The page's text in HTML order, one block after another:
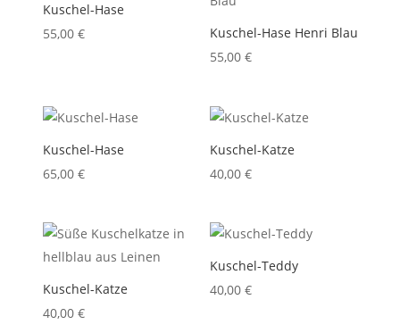
Kuschel-Hase
55,00€
Kuschel-Hase Henri Blau
55,00 €
Kuschel-Hase
65,00€
Kuschel-Katze
40,00 €
Kuschel-Katze
40,00€
Kuschel-Teddy
40,00 €